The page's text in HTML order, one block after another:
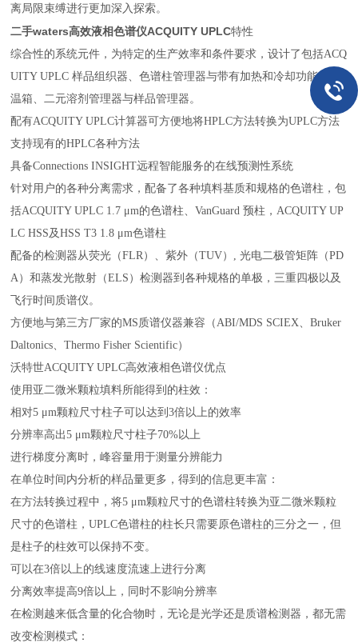
离局限束缚进行更加深入探索。
二手waters高效液相色谱仪ACQUITY UPLC特性
综合性的系统元件，为特定的生产效率和条件要求，设计了包括ACQ
UITY UPLC 样品组织器、色谱柱管理器与带有加热和冷却功能的柱
温箱、二元溶剂管理器与样品管理器。
配有ACQUITY UPLC计算器可方便地将HPLC方法转换为UPLC方法
支持现有的HPLC各种方法
具备Connections INSIGHT远程智能服务的在线预测性系统
针对用户的各种分离需求，配备了各种填料基质和规格的色谱柱，包
括ACQUITY UPLC 1.7 μm的色谱柱、VanGuard 预柱，ACQUITY UP
LC HSS及HSS T3 1.8 μm色谱柱
配备的检测器从荧光（FLR）、紫外（TUV）, 光电二极管矩阵（PD
A）和蒸发光散射（ELS）检测器到各种规格的单极，三重四极以及
飞行时间质谱仪。
方便地与第三方厂家的MS质谱仪器兼容（ABI/MDS SCIEX、Bruker
Daltonics、Thermo Fisher Scientific）
沃特世ACQUITY UPLC高效液相色谱仪优点
使用亚二微米颗粒填料所能得到的柱效：
相对5 μm颗粒尺寸柱子可以达到3倍以上的效率
分辨率高出5 μm颗粒尺寸柱子70%以上
进行梯度分离时，峰容量用于测量分辨能力
在单位时间内分析的样品量更多，得到的信息更丰富：
在方法转换过程中，将5 μm颗粒尺寸的色谱柱转换为亚二微米颗粒
尺寸的色谱柱，UPLC色谱柱的柱长只需要原色谱柱的三分之一，但
是柱子的柱效可以保持不变。
可以在3倍以上的线速度流速上进行分离
分离效率提高9倍以上，同时不影响分辨率
在检测越来低含量的化合物时，无论是光学还是质谱检测器，都无需
改变检测模式：